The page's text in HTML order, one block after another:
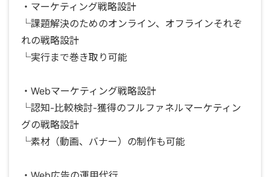
・マーケティング戦略設計
└課題解決のためのオンライン、オフラインそれぞ
れの戦略設計
└実行まで巻き取り可能
・Webマーケティング戦略設計
└認知-比較検討-獲得のフルファネルマーケティン
グの戦略設計
└素材（動画、バナー）の制作も可能